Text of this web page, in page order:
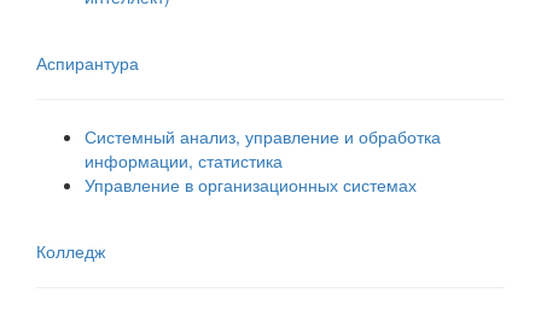
Аспирантура
Системный анализ, управление и обработка
информации, статистика
Управление в организационных системах
Колледж